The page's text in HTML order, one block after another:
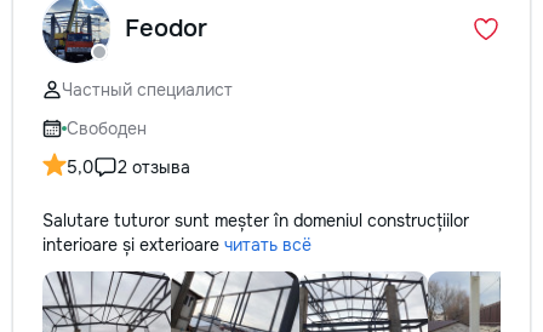
Feodor
Частный специалист
Свободен
5,0
2 отзыва
Salutare tuturor sunt meșter în domeniul construcțiilor
interioare și exterioare читать всё